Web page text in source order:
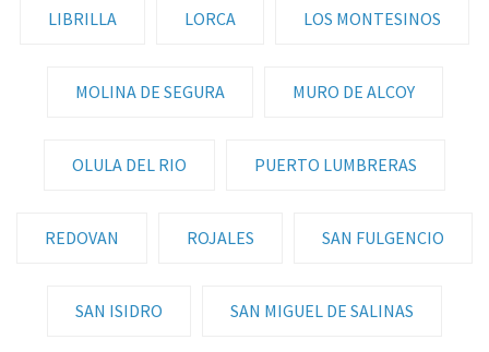
LIBRILLA LORCA LOS MONTESINOS
MOLINA DE SEGURA MURO DE ALCOY
OLULA DEL RIO PUERTO LUMBRERAS
REDOVAN ROJALES SAN FULGENCIO
SAN ISIDRO SAN MIGUEL DE SALINAS